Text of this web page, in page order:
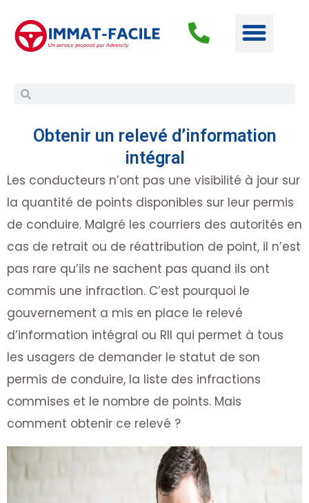
Obtenir un relevé d’information
intégral
Les conducteurs n’ont pas une visibilité à jour sur
la quantité de points disponibles sur leur permis
de conduire. Malgré les courriers des autorités en
cas de retrait ou de réattribution de point, il n’est
pas rare qu’ils ne sachent pas quand ils ont
commis une infraction. C’est pourquoi le
gouvernement a mis en place le relevé
d’information intégral ou RII qui permet à tous
les usagers de demander le statut de son
permis de conduire, la liste des infractions
commises et le nombre de points. Mais
comment obtenir ce relevé ?